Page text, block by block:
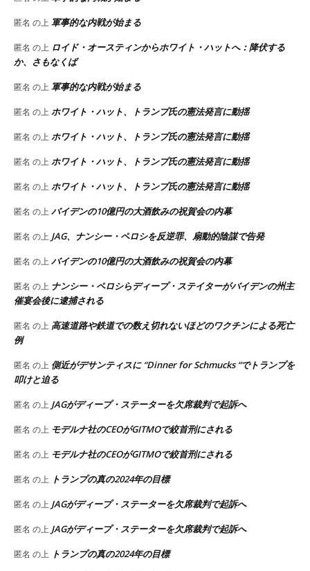
匿名 の上 軍事的な内戦が始まる
匿名 の上 ロイド・オースティンからホワイト・ハットへ：降伏する
か、さもなくば
匿名 の上 軍事的な内戦が始まる
匿名 の上 ホワイト・ハット、トランプ氏の憲法発言に動揺
匿名 の上 ホワイト・ハット、トランプ氏の憲法発言に動揺
匿名 の上 ホワイト・ハット、トランプ氏の憲法発言に動揺
匿名 の上 ホワイト・ハット、トランプ氏の憲法発言に動揺
匿名 の上 バイデンの10億円の大酒飲みの祝賀会の内幕
匿名 の上 JAG、ナンシー・ペロシを反逆罪、扇動的陰謀で告発
匿名 の上 バイデンの10億円の大酒飲みの祝賀会の内幕
匿名 の上 ナンシー・ペロシらディープ・ステイターがバイデンの州主
催宴会後に逮捕される
匿名 の上 高速道路や鉄道での数え切れないほどのワクチンによる死亡
例
匿名 の上 側近がデサンティスに “Dinner for Schmucks “でトランプを
叩けと迫る
匿名 の上 JAGがディープ・ステーターを欠席裁判で起訴へ
匿名 の上 モデルナ社のCEOがGITMOで絞首刑にされる
匿名 の上 モデルナ社のCEOがGITMOで絞首刑にされる
匿名 の上 トランプの真の2024年の目標
匿名 の上 JAGがディープ・ステーターを欠席裁判で起訴へ
匿名 の上 JAGがディープ・ステーターを欠席裁判で起訴へ
匿名 の上 トランプの真の2024年の目標